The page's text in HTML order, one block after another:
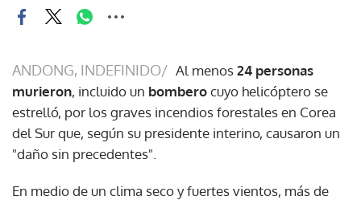
ANDONG, INDEFINIDO/ Al menos24 personas
murieron, incluido un bomberocuyo helicóptero se
estrelló, por los graves incendios forestales en Corea
del Sur que, según su presidente interino, causaron un
"daño sin precedentes".
En medio de un clima seco y fuertes vientos, más de